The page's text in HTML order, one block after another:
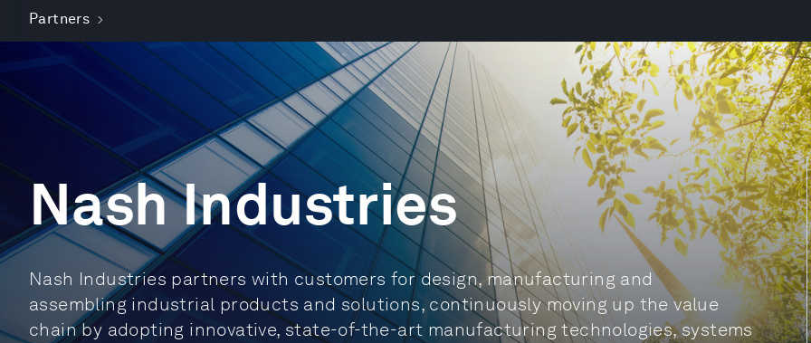
Partners
Nash Industries
Nash Industries partners with customers for design, manufacturing and
assembling industrial products and solutions, continuously moving up the value
chain by adopting innovative, state-of-the-art manufacturing technologies, systems